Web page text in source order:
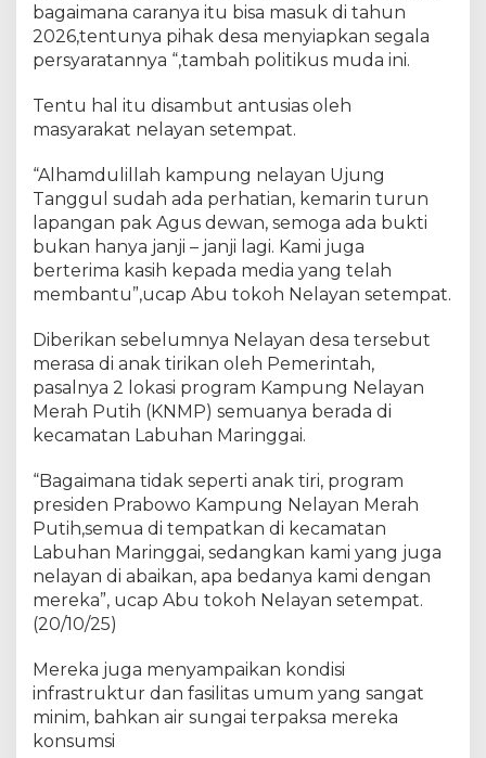
bagaimana caranya itu bisa masuk di tahun
2026,tentunya pihak desa menyiapkan segala
persyaratannya “,tambah politikus muda ini.
Tentu hal itu disambut antusias oleh
masyarakat nelayan setempat.
“Alhamdulillah kampung nelayan Ujung
Tanggul sudah ada perhatian, kemarin turun
lapangan pak Agus dewan, semoga ada bukti
bukan hanya janji – janji lagi. Kami juga
berterima kasih kepada media yang telah
membantu”,ucap Abu tokoh Nelayan setempat.
Diberikan sebelumnya Nelayan desa tersebut
merasa di anak tirikan oleh Pemerintah,
pasalnya 2 lokasi program Kampung Nelayan
Merah Putih (KNMP) semuanya berada di
kecamatan Labuhan Maringgai.
“Bagaimana tidak seperti anak tiri, program
presiden Prabowo Kampung Nelayan Merah
Putih,semua di tempatkan di kecamatan
Labuhan Maringgai, sedangkan kami yang juga
nelayan di abaikan, apa bedanya kami dengan
mereka”, ucap Abu tokoh Nelayan setempat.
(20/10/25)
Mereka juga menyampaikan kondisi
infrastruktur dan fasilitas umum yang sangat
minim, bahkan air sungai terpaksa mereka
konsumsi